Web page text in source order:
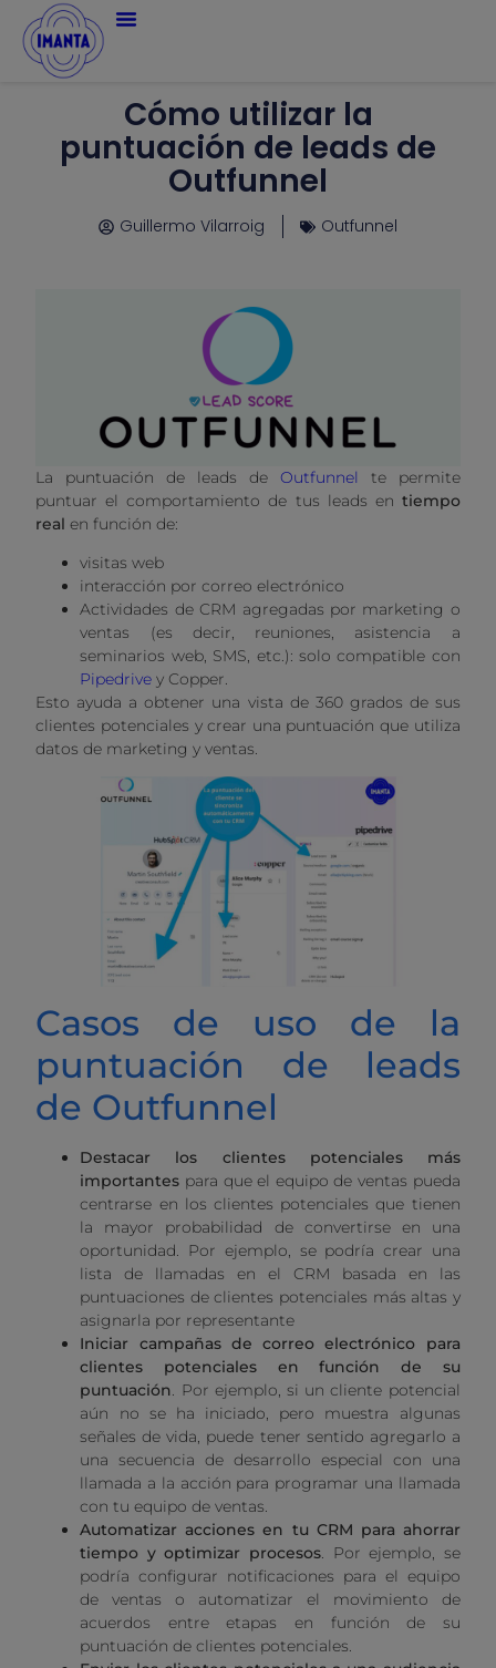
Cómo utilizar la
puntuación de leads de
Outfunnel
Guillermo Vilarroig Outfunnel
La puntuación de leads de Outfunnel te permite
puntuar el comportamiento de tus leads en tiempo
real en función de:
visitas web
interacción por correo electrónico
Actividades de CRM agregadas por marketing o
ventas (es decir, reuniones, asistencia a
seminarios web, SMS, etc.): solo compatible con
Pipedrive y Copper.
Esto ayuda a obtener una vista de 360 ​​grados de sus
clientes potenciales y crear una puntuación que utiliza
datos de marketing y ventas.
Casos de uso de la
puntuación de leads
de Outfunnel
Destacar los clientes potenciales más
importantes para que el equipo de ventas pueda
centrarse en los clientes potenciales que tienen
la mayor probabilidad de convertirse en una
oportunidad. Por ejemplo, se podría crear una
lista de llamadas en el CRM basada en las
puntuaciones de clientes potenciales más altas y
asignarla por representante
Iniciar campañas de correo electrónico para
clientes potenciales en función de su
puntuación. Por ejemplo, si un cliente potencial
aún no se ha iniciado, pero muestra algunas
señales de vida, puede tener sentido agregarlo a
una secuencia de desarrollo especial con una
llamada a la acción para programar una llamada
con tu equipo de ventas.
Automatizar acciones en tu CRM para ahorrar
tiempo y optimizar procesos. Por ejemplo, se
podría configurar notificaciones para el equipo
de ventas o automatizar el movimiento de
acuerdos entre etapas en función de su
puntuación de clientes potenciales.